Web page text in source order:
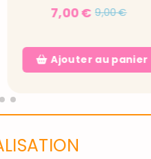
7,00€ 9,00€
Ajouter au panier